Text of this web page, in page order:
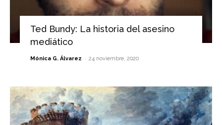
Ted Bundy: La historia del asesino
mediático
Mónica G. Álvarez - 24 noviembre, 2020